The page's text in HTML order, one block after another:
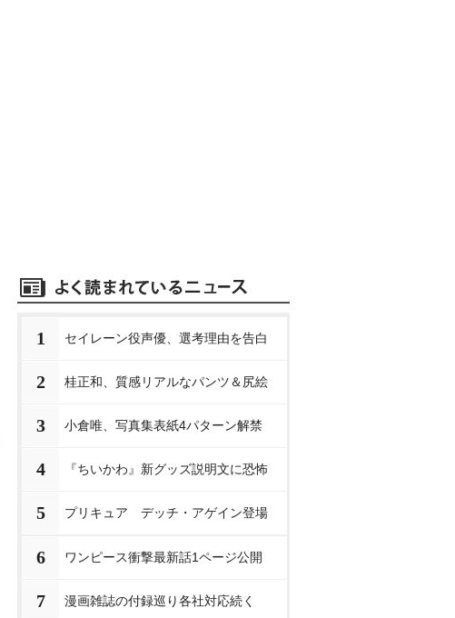
1 セイレーン役声優、選考理由を告白
2 桂正和、質感リアルなパンツ＆尻絵
3 小倉唯、写真集表紙4パターン解禁
4 『ちいかわ』新グッズ説明文に恐怖
5 プリキュア デッチ・アゲイン登場
6 ワンピース衝撃最新話1ページ公開
7 漫画雑誌の付録巡り各社対応続く